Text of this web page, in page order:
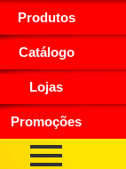
Produtos
Catálogo
Lojas
Promoções